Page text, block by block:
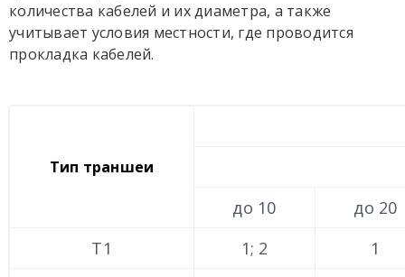
количества кабелей и их диаметра, а также
учитывает условия местности, где проводится
прокладка кабелей.
Тип траншеи
до 10
до 20
Т1
1; 2
1